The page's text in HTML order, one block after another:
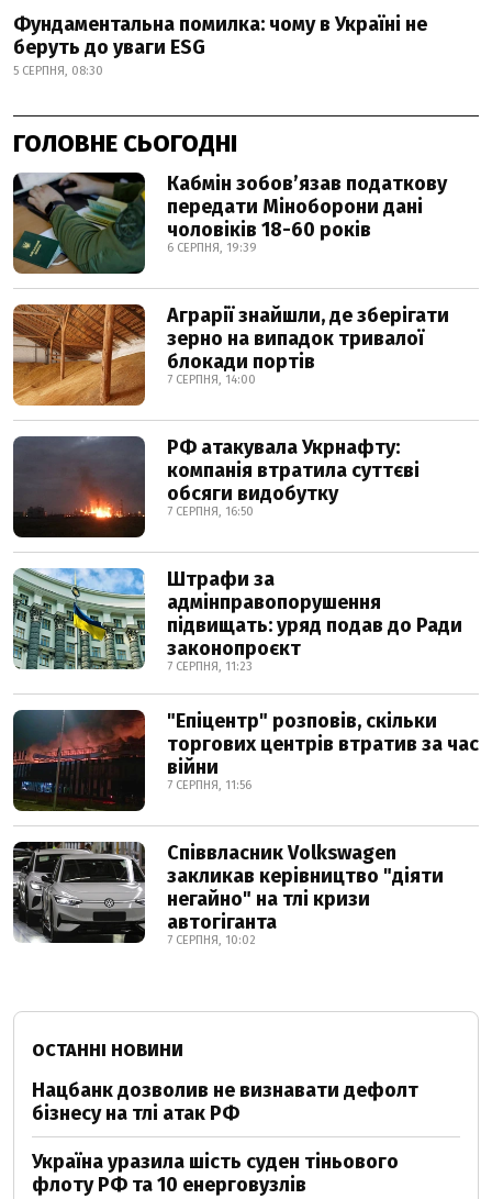
Фундаментальна помилка: чому в Україні не
беруть до уваги ESG
5 СЕРПНЯ, 08:30
ГОЛОВНЕ СЬОГОДНІ
Кабмін зобовʼязав податкову
передати Міноборони дані
чоловіків 18-60 років
6 СЕРПНЯ, 19:39
Аграрії знайшли, де зберігати
зерно на випадок тривалої
блокади портів
7 СЕРПНЯ, 14:00
РФ атакувала Укрнафту:
компанія втратила суттєві
обсяги видобутку
7 СЕРПНЯ, 16:50
Штрафи за
адмінправопорушення
підвищать: уряд подав до Ради
законопроєкт
7 СЕРПНЯ, 11:23
"Епіцентр" розповів, скільки
торгових центрів втратив за час
війни
7 СЕРПНЯ, 11:56
Співвласник Volkswagen
закликав керівництво "діяти
негайно" на тлі кризи
автогіганта
7 СЕРПНЯ, 10:02
ОСТАННІ НОВИНИ
Нацбанк дозволив не визнавати дефолт
бізнесу на тлі атак РФ
Україна уразила шість суден тіньового
флоту РФ та 10 енерговузлів